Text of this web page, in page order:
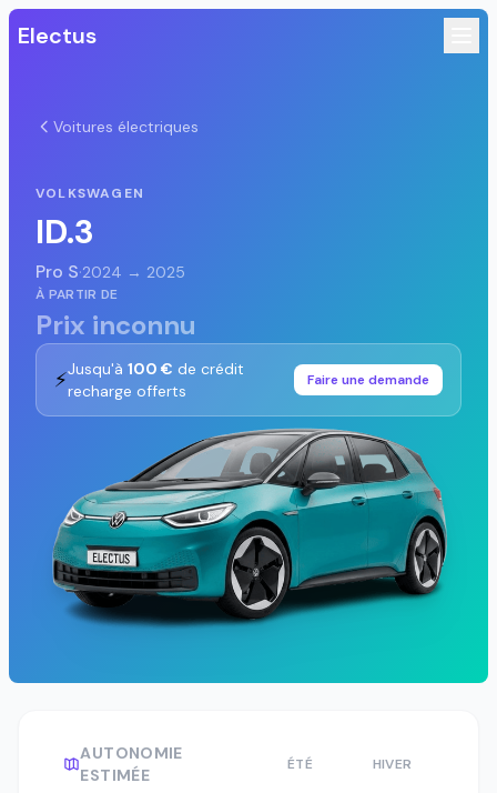
Electus
Voitures électriques
VOLKSWAGEN
ID.3
Pro S·2024 → 2025
À PARTIR DE
Prix inconnu
⚡Jusqu'à 100 € de crédit
recharge offerts
Faire une demande
AUTONOMIE
ESTIMÉE
ÉTÉ HIVER